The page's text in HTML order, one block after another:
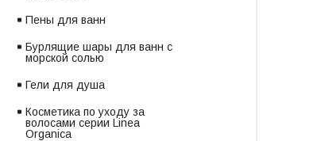
Пены для ванн
Бурлящие шары для ванн с
морской солью
Гели для душа
Косметика по уходу за
волосами серии Linea
Organica